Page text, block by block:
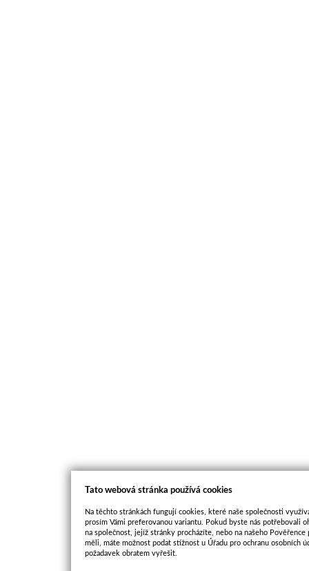
Tato webová stránka používá cookies
Na těchto stránkách fungují cookies, které naše společnosti
prosím Vámi preferovanou variantu. Pokud byste nás potřebovali
na společnost, jejíž stránky procházíte, nebo na našeho
měli, máte možnost podat stížnost u Úřadu pro ochranu osobních
požadavek obratem vyřešit.